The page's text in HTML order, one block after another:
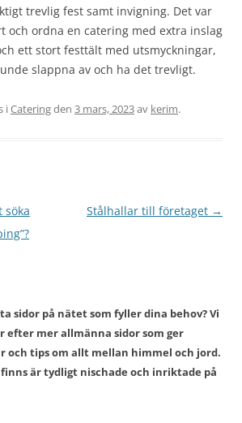
trevlig fest samt invigning. Det var
och ordna en catering med extra inslag
ett stort festtält med utsmyckningar,
slappna av och ha det trevligt.
iCateringden 3 mars, 2023av kerim.
söka
Stålhallar till företaget →
sidor på nätet som fyller dina behov? Vi
efter mer allmänna sidor som ger
och tips om allt mellan himmel och jord.
är tydligt nischade och inriktade på